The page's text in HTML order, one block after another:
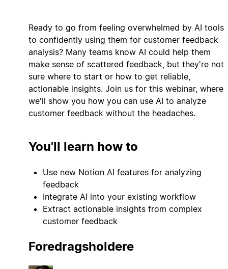
Ready to go from feeling overwhelmed by AI tools
to confidently using them for customer feedback
analysis? Many teams know AI could help them
make sense of scattered feedback, but they're not
sure where to start or how to get reliable,
actionable insights. Join us for this webinar, where
we'll show you how you can use AI to analyze
customer feedback without the headaches.
You'll learn how to
Use new Notion AI features for analyzing
feedback
Integrate AI into your existing workflow
Extract actionable insights from complex
customer feedback
Foredragsholdere